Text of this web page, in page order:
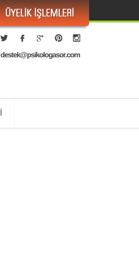
destek@psikologasor.com